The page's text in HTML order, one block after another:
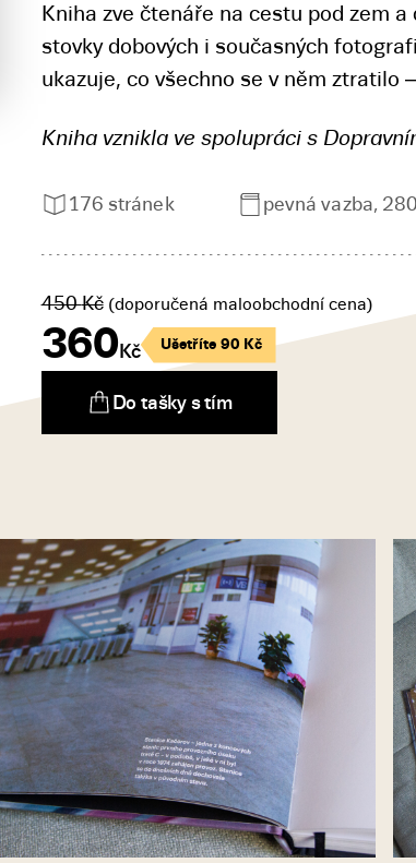
Kniha zve čtenáře na cestu pod zem
stovky dobových i současných
ukazuje, co všechno se v něm ztratilo
Kniha vznikla ve spolupráci s
176 stránek pevná vazba,
360 Kč
450Kč (doporučená maloobchodní cena)
Ušetříte 90 Kč
Do tašky s tím